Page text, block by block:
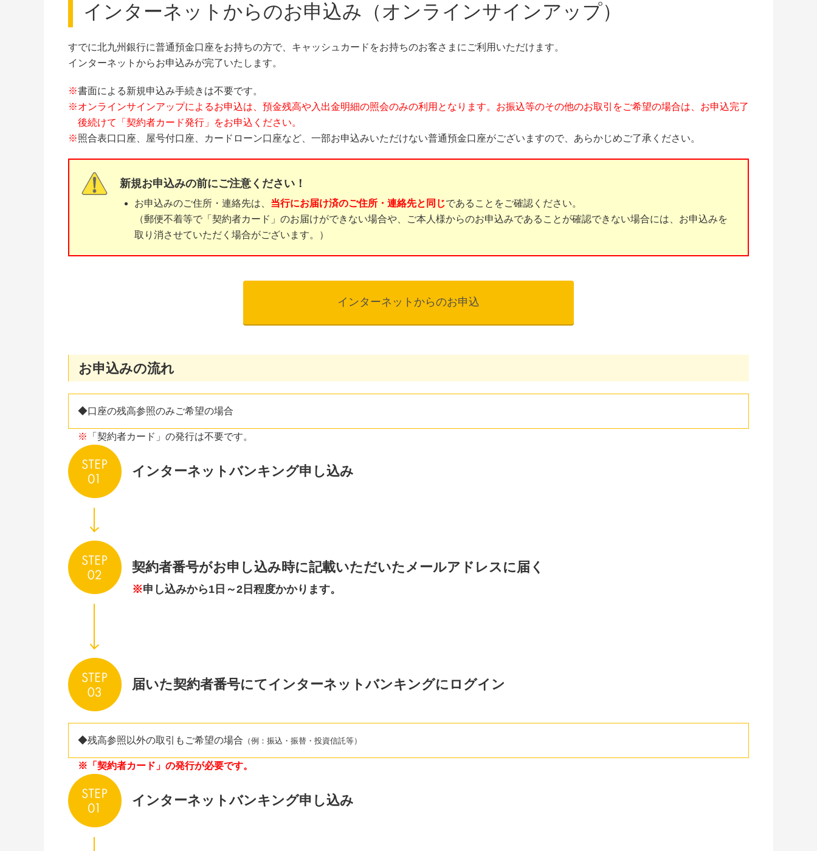
インターネットからのお申込み（オンラインサインアップ）
すでに北九州銀行に普通預金口座をお持ちの方で、キャッシュカードをお持ちのお客さまにご利用いただけます。
インターネットからお申込みが完了いたします。
※書面による新規申込み手続きは不要です。
※オンラインサインアップによるお申込は、預金残高や入出金明細の照会のみの利用となります。お振込等のその他のお取引をご希望の場合は、お申込完了
後続けて「契約者カード発行」をお申込ください。
※照合表口口座、屋号付口座、カードローン口座など、一部お申込みいただけない普通預金口座がございますので、あらかじめご了承ください。
新規お申込みの前にご注意ください！
お申込みのご住所・連絡先は、 当行にお届け済のご住所・連絡先と同じであることをご確認ください。
（郵便不着等で「契約者カード」のお届けができない場合や、ご本人様からのお申込みであることが確認できない場合には、お申込みを
取り消させていただく場合がございます。）
インターネットからのお申込
お申込みの流れ
◆口座の残高参照のみご希望の場合
※ 「契約者カード」の発行は不要です。
インターネットバンキング申し込み
契約者番号がお申し込み時に記載いただいたメールアドレスに届く
※申し込みから1日～2日程度かかります。
届いた契約者番号にてインターネットバンキングにログイン
◆残高参照以外の取引もご希望の場合 （例：振込・振替・投資信託等）
※「契約者カード」の発行が必要です。
インターネットバンキング申し込み